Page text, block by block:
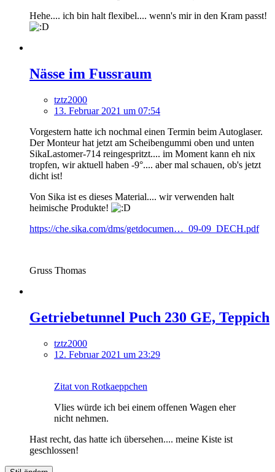
Hehe.... ich bin halt flexibel.... wenn's mir in den Kram passt!
Nässe im Fussraum
tztz2000
13. Februar 2021 um 07:54
Vorgestern hatte ich nochmal einen Termin beim Autoglaser.
Der Monteur hat jetzt am Scheibengummi oben und unten
SikaLastomer-714 reingespritzt.... im Moment kann eh nix
tropfen, wir aktuell haben -9°.... aber mal schauen, ob's jetzt
dicht ist!
Von Sika ist es dieses Material.... wir verwenden halt
heimische Produkte!
https://che.sika.com/dms/getdocumen…_09-09_DECH.pdf
Gruss Thomas
Getriebetunnel Puch 230 GE, Teppich
tztz2000
12. Februar 2021 um 23:29
Zitat von Rotkaeppchen
Vlies würde ich bei einem offenen Wagen eher
nicht nehmen.
Hast recht, das hatte ich übersehen.... meine Kiste ist
geschlossen!